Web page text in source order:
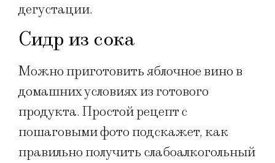
дегустации.
Сидр из сока
Можно приготовить яблочное вино в
домашних условиях из готового
продукта. Простой рецепт с
пошаговыми фото подскажет, как
правильно получить слабоалкогольный